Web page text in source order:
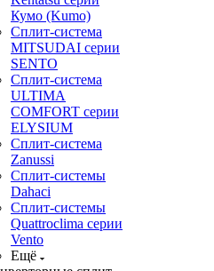
Кумо (Kumo)
Сплит-система
MITSUDAI серии
SENTO
Сплит-система
ULTIMA
COMFORT серии
ELYSIUM
Сплит-система
Zanussi
Сплит-системы
Dahaci
Сплит-системы
Quattroclima серии
Vento
Ещё